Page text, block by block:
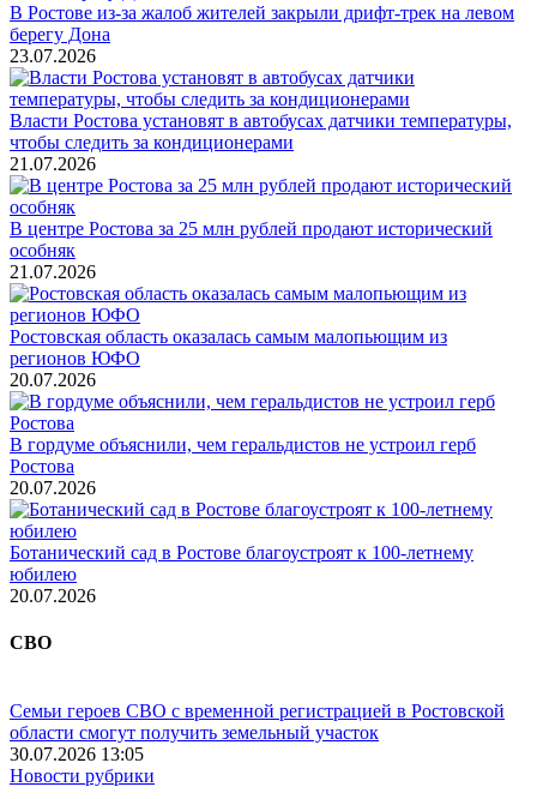
В Ростове из-за жалоб жителей закрыли дрифт-трек на левом
берегу Дона
23.07.2026
Власти Ростова установят в автобусах датчики температуры,
чтобы следить за кондиционерами
21.07.2026
В центре Ростова за 25 млн рублей продают исторический
особняк
21.07.2026
Ростовская область оказалась самым малопьющим из
регионов ЮФО
20.07.2026
В гордуме объяснили, чем геральдистов не устроил герб
Ростова
20.07.2026
Ботанический сад в Ростове благоустроят к 100-летнему
юбилею
20.07.2026
СВО
Семьи героев СВО с временной регистрацией в Ростовской
области смогут получить земельный участок
30.07.2026 13:05
Новости рубрики